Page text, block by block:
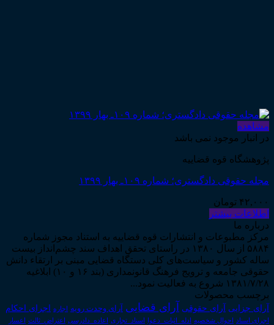
مشاهده
در انبار موجود نمی باشد
پژوهشگاه قوه قضاییه
مجله حقوقی دادگستری؛ شماره ۱۰۹ـ بهار ۱۳۹۹
۴۲,۰۰۰ تومان
اطلاعات بیشتر
درباره ما
مرکز مطبوعات و انتشارات قوه قضاییه به استناد مجوز شماره
۵۸۸۴ از سال ۱۳۸۰ در راستای تحقق اهداف سند چشم‌انداز بیست
ساله کشور و سیاست‌های کلی دستگاه قضایی مبنی بر ارتقاء دانش
حقوقی جامعه و ترویج فرهنگ قانونمداری (بند ۱۶ و ۱۰) ابلاغیه
۱۳۸۱/۷/۲۸ شروع به فعالیت نمود...
برچسب محصولات
آرای جزایی آرای حقوقی آرای قضایی آرای وحدت رویه اجاره اجرای احکام
اجرای اسناد احوال شخصیه ادله_اثبات_دعوا اسناد_تجاری اعاده_دادرسی اعتراض_ثالث اعسار